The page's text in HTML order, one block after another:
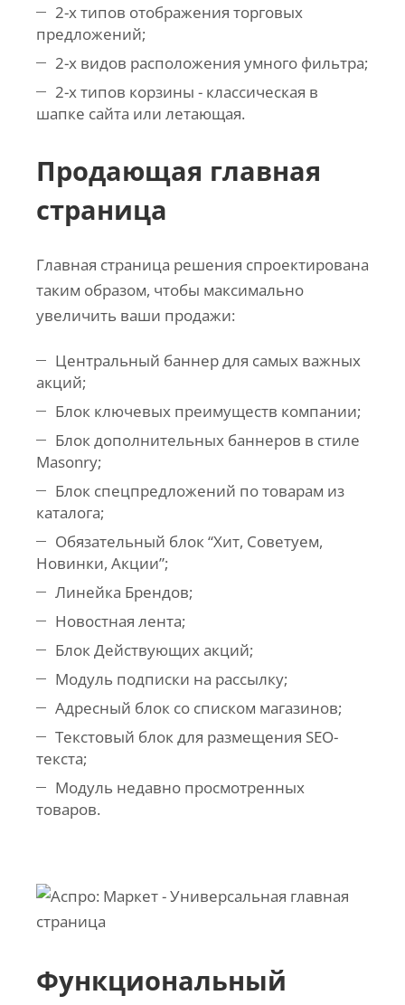
2-х типов отображения торговых
предложений;
2-х видов расположения умного фильтра;
2-х типов корзины - классическая в
шапке сайта или летающая.
Продающая главная
страница
Главная страница решения спроектирована
таким образом, чтобы максимально
увеличить ваши продажи:
Центральный баннер для самых важных
акций;
Блок ключевых преимуществ компании;
Блок дополнительных баннеров в стиле
Masonry;
Блок спецпредложений по товарам из
каталога;
Обязательный блок “Хит, Советуем,
Новинки, Акции”;
Линейка Брендов;
Новостная лента;
Блок Действующих акций;
Модуль подписки на рассылку;
Адресный блок со списком магазинов;
Текстовый блок для размещения SEO-
текста;
Модуль недавно просмотренных
товаров.
Функциональный